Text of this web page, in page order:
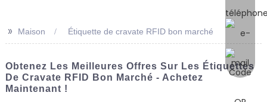
>> Maison Étiquette de cravate RFID bon marché
Obtenez Les Meilleures Offres Sur Les Étiquettes
De Cravate RFID Bon Marché - Achetez
Maintenant !